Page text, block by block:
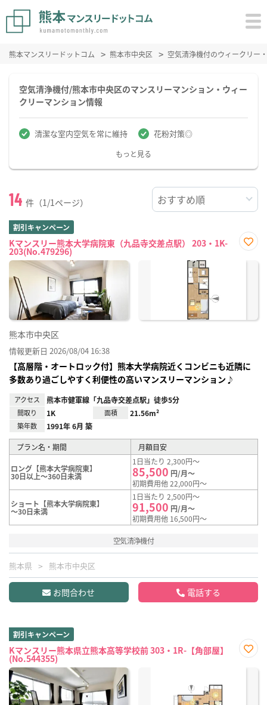
熊本マンスリードットコム 熊本市中央区 空気清浄機付のウィークリー
空気清浄機付/熊本市中央区のマンスリーマンション・ウィー
クリーマンション情報
清潔な室内空気を常に維持 花粉対策◎
もっと見る
14 件（1/1ページ）
割引キャンペーン
Kマンスリー熊本大学病院東（九品寺交差点駅） 203・1K-
203(No.479296)
に入
熊本市中央区
情報更新日 2026/08/04 16:38
【高層階・オートロック付】熊本大学病院近くコンビニも近隣に
多数あり過ごしやすく利便性の高いマンスリーマンション♪
アクセス 熊本市健軍線「九品寺交差点駅」徒歩5分
間取り 1K 面積 21.56m²
築年数 1991年 6月 築
プラン名・期間 月額目安
ロング【熊本大学病院東】
30日以上～360日未満
1日当たり 2,300円～
85,500 円/月～
初期費用他 22,000円～
ショート【熊本大学病院東】
～30日未満
1日当たり 2,500円～
91,500 円/月～
初期費用他 16,500円～
空気清浄機付
熊本県 熊本市中央区
お問合わせ 電話する
割引キャンペーン
Kマンスリー熊本県立熊本高等学校前 303・1R-【角部屋】
(No.544355)
に入